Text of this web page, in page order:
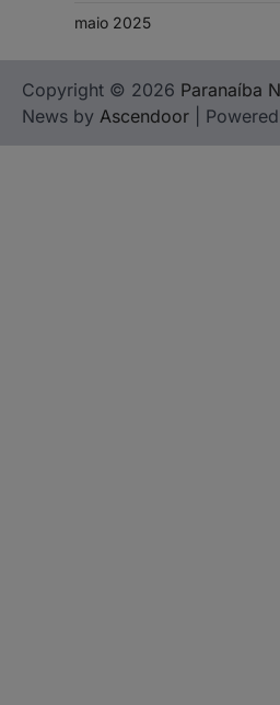
maio 2025
Copyright © 2026 Paranaíba
News by Ascendoor |